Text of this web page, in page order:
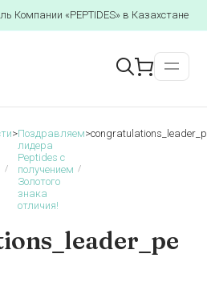
Компании «PEPTIDES» в Казахстане
>Поздравляем
лидера
Peptides с
получением
Золотого
знака
отличия!
>